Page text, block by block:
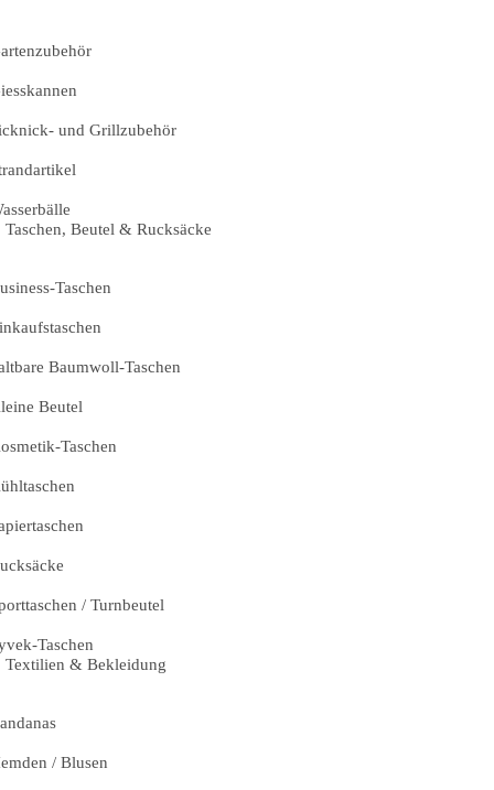
und Grillzubehör
Taschen, Beutel & Rucksäcke
Taschen
Baumwoll-Taschen
Beutel
Taschen
/ Turnbeutel
Taschen
Textilien & Bekleidung
/ Blusen